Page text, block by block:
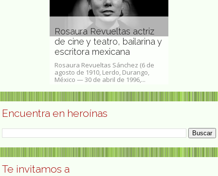
Rosaura Revueltas actriz
de cine y teatro, bailarina y
escritora mexicana
Rosaura Revueltas Sánchez (6 de
agosto de 1910, Lerdo, Durango,
México — 30 de abril de 1996,...
Encuentra en heroínas
Te invitamos a